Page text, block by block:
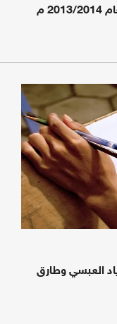
م
العبسي وطارق